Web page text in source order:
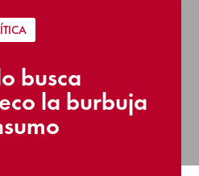
busca
la burbuja